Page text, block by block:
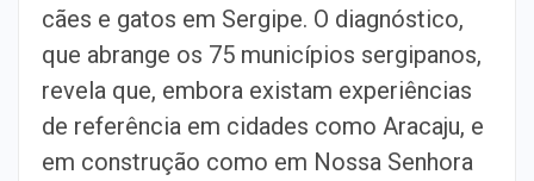
cães e gatos em Sergipe. O diagnóstico,
que abrange os 75 municípios sergipanos,
revela que, embora existam experiências
de referência em cidades como Aracaju, e
em construção como em Nossa Senhora